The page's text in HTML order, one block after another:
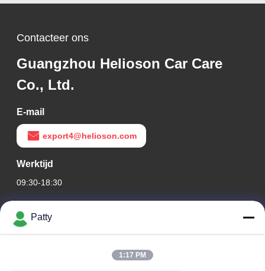
Contacteer ons
Guangzhou Helioson Car Care
Co., Ltd.
E-mail
export4@helioson.com
Werktijd
09:30-18:30
Ons adres
Kamer 1801-1803, gebouw A3, Groenland Central Plaza,
Huangpu District, Guangzhou, China
Patty
1:17 PM